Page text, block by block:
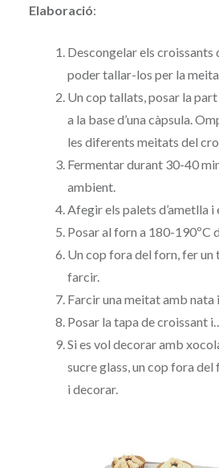
Elaboració:
Descongelar els croissants
poder tallar-los per la
Un cop tallats, posar la
a la base d’una càpsula.
les diferents meitats del
Fermentar durant 30-40
ambient.
Afegir els palets d’ametlla i
Posar al forn a 180-190ºC
Un cop fora del forn, fer un
farcir.
Farcir una meitat amb nata
Posar la tapa de croissant
Si es vol decorar amb
sucre glass, un cop fora
i decorar.